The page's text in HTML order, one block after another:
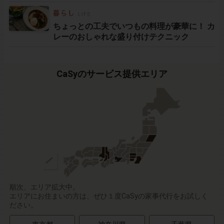
ちょっとの工夫でいつもの料理が豪華に！ カ
レーのおしゃれな盛り付けテクニック
CaSyのサービス提供エリア
順次、エリア拡大中。
エリアにお住まいの方は、ぜひ１度CaSyの家事代行をお試しく
ださい。